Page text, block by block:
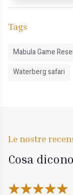
Tags
Mabula Game
Waterberg safari
Le nostre
Cosa